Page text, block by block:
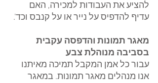
להציע את העבודות למכירה, האם
עדיף להדפיס על נייר או על קנבס וכד'.
מאגר תמונות והדפסה עקבית
בסביבה מנוהלת צבע
עבור כל אמן המקבל תמיכה מאיתנו
אנו מנהלים מאגר תמונות. במאגר